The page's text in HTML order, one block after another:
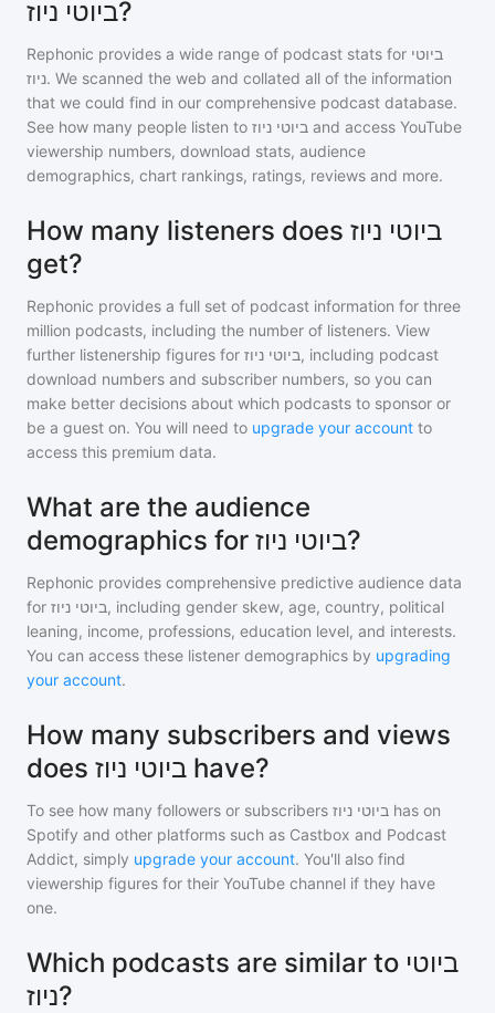
ביוטי ניוז?
Rephonic provides a wide range of podcast stats for ביוטי
ניוז. We scanned the web and collated all of the information
that we could find in our comprehensive podcast database.
See how many people listen to ביוטי ניוז and access YouTube
viewership numbers, download stats, audience
demographics, chart rankings, ratings, reviews and more.
How many listeners does ביוטי ניוז
get?
Rephonic provides a full set of podcast information for three
million podcasts, including the number of listeners. View
further listenership figures for ביוטי ניוז, including podcast
download numbers and subscriber numbers, so you can
make better decisions about which podcasts to sponsor or
be a guest on. You will need to upgrade your account to
access this premium data.
What are the audience
demographics for ביוטי ניוז?
Rephonic provides comprehensive predictive audience data
for ביוטי ניוז, including gender skew, age, country, political
leaning, income, professions, education level, and interests.
You can access these listener demographics by upgrading
your account.
How many subscribers and views
does ביוטי ניוז have?
To see how many followers or subscribers ביוטי ניוז has on
Spotify and other platforms such as Castbox and Podcast
Addict, simply upgrade your account. You'll also find
viewership figures for their YouTube channel if they have
one.
Which podcasts are similar to ביוטי
ניוז?